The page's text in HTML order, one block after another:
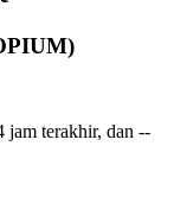
jam terakhir, dan --